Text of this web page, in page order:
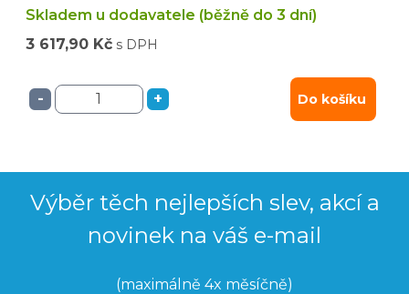
Skladem u dodavatele (běžně do 3 dní)
3 617,90 Kč s DPH
- + Do košíku
Výběr těch nejlepších slev, akcí a
novinek na váš e-mail
(maximálně 4x měsíčně)